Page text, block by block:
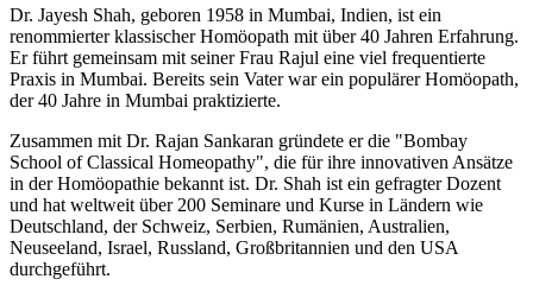
Dr. Jayesh Shah, geboren 1958 in Mumbai, Indien, ist ein
renommierter klassischer Homöopath mit über 40 Jahren Erfahrung.
Er führt gemeinsam mit seiner Frau Rajul eine viel frequentierte
Praxis in Mumbai. Bereits sein Vater war ein populärer Homöopath,
der 40 Jahre in Mumbai praktizierte.
Zusammen mit Dr. Rajan Sankaran gründete er die "Bombay
School of Classical Homeopathy", die für ihre innovativen Ansätze
in der Homöopathie bekannt ist. Dr. Shah ist ein gefragter Dozent
und hat weltweit über 200 Seminare und Kurse in Ländern wie
Deutschland, der Schweiz, Serbien, Rumänien, Australien,
Neuseeland, Israel, Russland, Großbritannien und den USA
durchgeführt.